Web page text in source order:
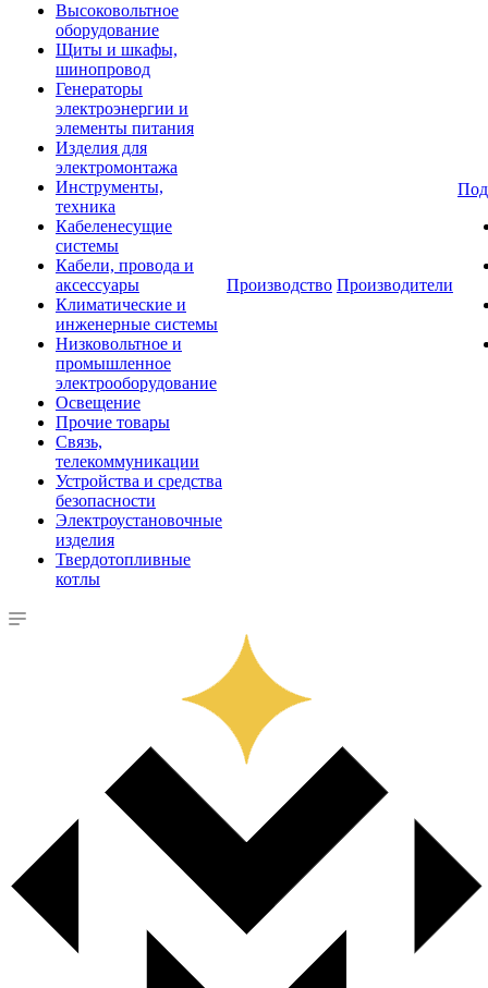
Высоковольтное
оборудование
Щиты и шкафы,
шинопровод
Генераторы
электроэнергии и
элементы питания
Изделия для
электромонтажа
Инструменты,
техника
Кабеленесущие
системы
Кабели, провода и
аксессуары
Климатические и
инженерные системы
Низковольтное и
промышленное
электрооборудование
Освещение
Прочие товары
Связь,
телекоммуникации
Устройства и средства
безопасности
Электроустановочные
изделия
Твердотопливные
котлы
Производство Производители